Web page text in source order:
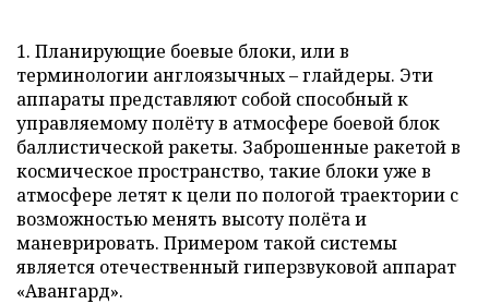
1. Планирующие боевые блоки, или в
терминологии англоязычных – глайдеры. Эти
аппараты представляют собой способный к
управляемому полёту в атмосфере боевой блок
баллистической ракеты. Заброшенные ракетой в
космическое пространство, такие блоки уже в
атмосфере летят к цели по пологой траектории с
возможностью менять высоту полёта и
маневрировать. Примером такой системы
является отечественный гиперзвуковой аппарат
«Авангард».